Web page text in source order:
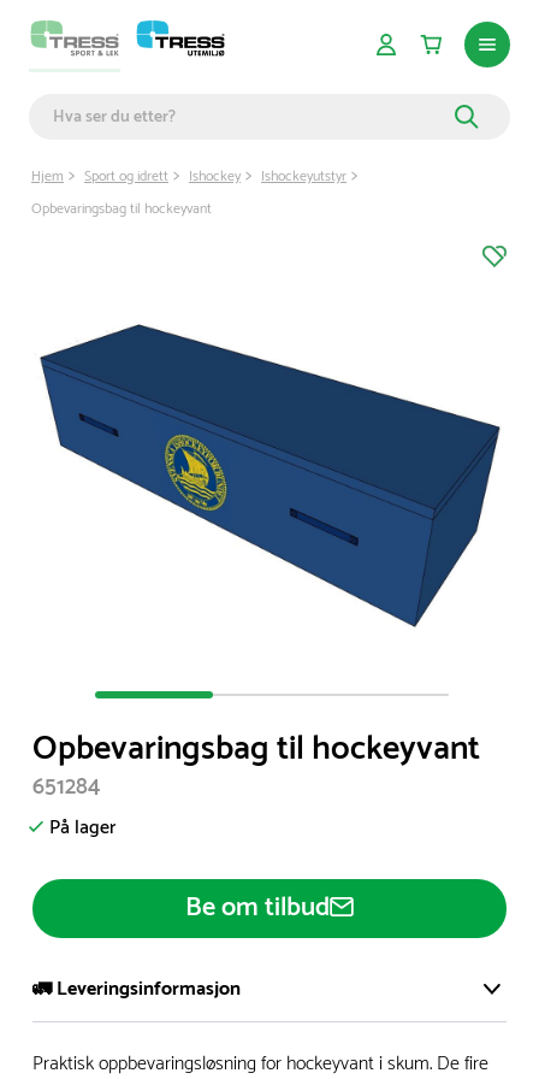
Hjem Sport og idrett Ishockey
Ishockeyutstyr
Opbevaringsbag til hockeyvant
of
3
Opbevaringsbag til hockeyvant
651284
På lager
Be om tilbud
🚛 Leveringsinformasjon
Vi har et stort og effektivt lager i Skanderborg, Danmark -
Praktisk oppbevaringsløsning for hockeyvant i skum. De fire